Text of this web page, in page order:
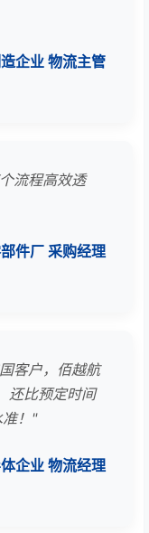
企业 物流主管
流程高效透
件厂 采购经理
客户，佰越航
还比预定时间
！"
企业 物流经理